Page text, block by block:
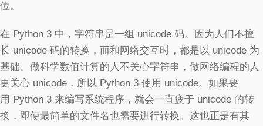
位。
在 Python 3 中，字符串是一组 unicode 码。因为人们不擅
长 unicode 码的转换，而和网络交互时，都是以 unicode 为
基础。做科学数值计算的人不关心字符串，做网络编程的人
更关心 unicode，所以 Python 3 使用 unicode。如果要
用 Python 3 来编写系统程序，就会一直疲于 unicode 的转
换，即使最简单的文件名也需要进行转换。这也正是有其